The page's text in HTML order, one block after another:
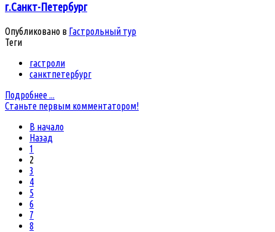
г.Санкт-Петербург
Опубликовано в Гастрольный тур
Теги
гастроли
санктпетербург
Подробнее ...
Станьте первым комментатором!
В начало
Назад
1
2
3
4
5
6
7
8